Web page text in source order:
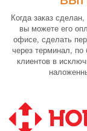
Когда заказ
вы можете его
офисе, сделать
через терминал,
клиентов в